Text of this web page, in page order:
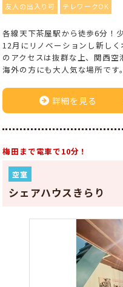
友人の出入り可
テレワークOK
各線天下茶屋駅から徒歩6分！
12月にリノベーションし新し
のアクセスは抜群な上、関西空
海外の方にも大人気な場所です
詳細を見る
梅田まで電車で10分！
空室
シェアハウスきらり